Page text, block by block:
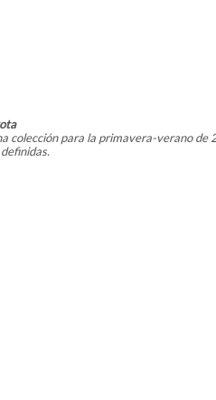
colección para la primavera-verano